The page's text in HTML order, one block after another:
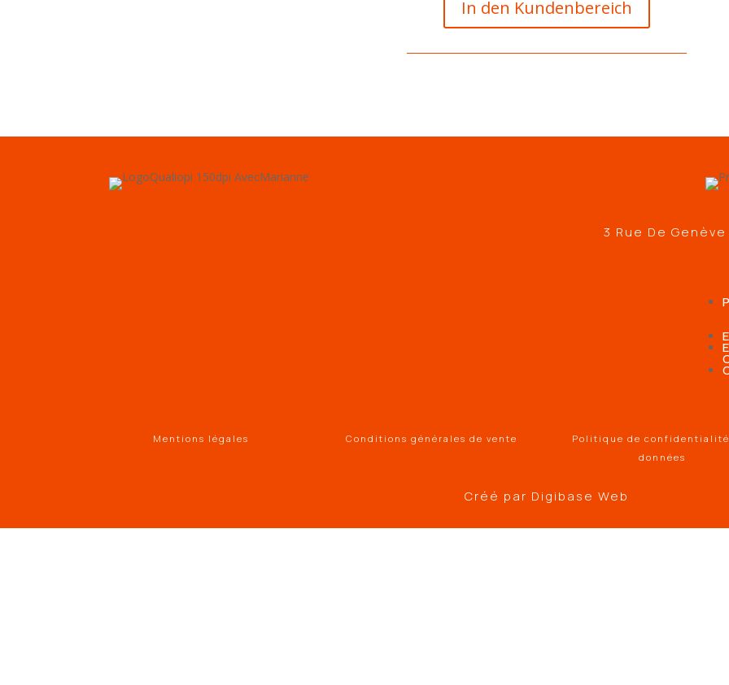
In den Kundenbereich
3 Rue De Genève
Mentions légales Conditions générales de vente
Politique de
données
Créé par Digibase Web